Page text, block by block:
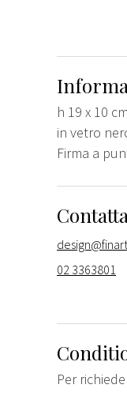
h 19 x 10 cm
in vetro
Firma a
02 3363801
Per